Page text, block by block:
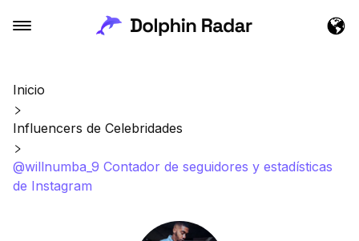
Inicio
Influencers de Celebridades
@willnumba_9 Contador de seguidores y estadísticas
de Instagram